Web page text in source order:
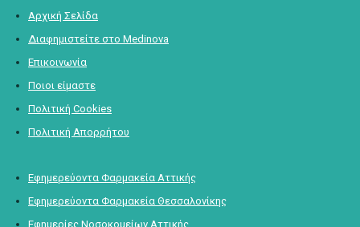
Αρχική Σελίδα
Διαφημιστείτε στο Medinova
Επικοινωνία
Ποιοι είμαστε
Πολιτική Cookies
Πολιτική Απορρήτου
Εφημερεύοντα Φαρμακεία Αττικής
Εφημερεύοντα Φαρμακεία Θεσσαλονίκης
Εφημερίες Νοσοκομείων Αττικής